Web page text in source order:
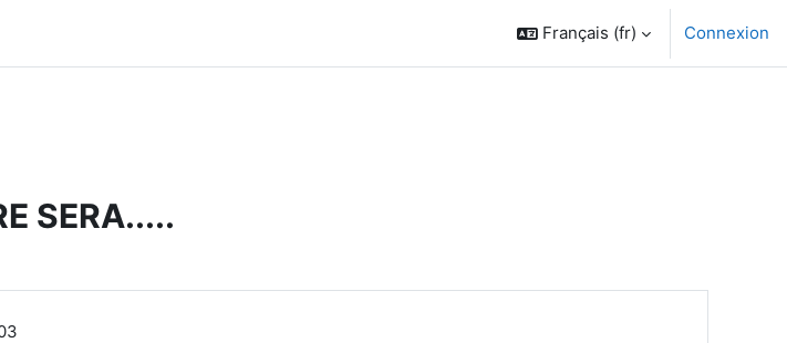
Français ‎(fr)‎ Connexion
SERA.....